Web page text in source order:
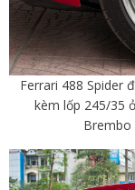
Ferrari 488 Spider
kèm lốp 245/35
Brembo